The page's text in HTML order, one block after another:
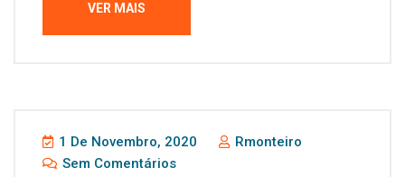
VER MAIS
1 De Novembro, 2020
Rmonteiro
Sem Comentários